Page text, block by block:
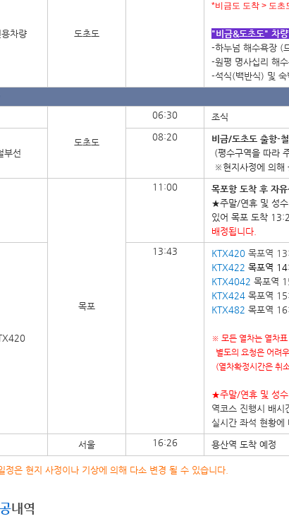
용차량 도초도
*비금도 도착 > 도초
"비금&도초
-하누넘 해수욕장 (
-원평 명사십리 해
-석식(백반식) 및 숙
도초도
06:30 조식
부선
08:20 비금/도초도 출항-
(평수구역을 따라
※현지사정에 의해
목포
11:00
목포항 도착 후 자유
★주말/연휴 및 성
있어 목포 도착
배정됩니다.
13:43 KTX420 목포역
KTX422 목포역
KTX4042 목포역
KTX424 목포역
KTX482 목포역
※ 모든 열차는 열차표
별도의 요청은 어려
(열차확정시간은 취
★주말/연휴 및 성수
역코스 진행시 배시
실시간 좌석 현황에
서울 16:26 용산역 도착 예정
정은 현지 사정이나 기상에 의해 다소 변경 될 수 있습니다.
내역